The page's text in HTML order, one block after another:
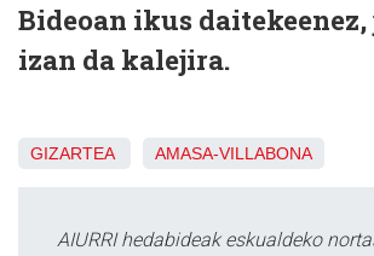
Bideoan ikus
izan da kalejira.
GIZARTEA AMASA-VILLABONA
AIURRI hedabideak eskualdeko